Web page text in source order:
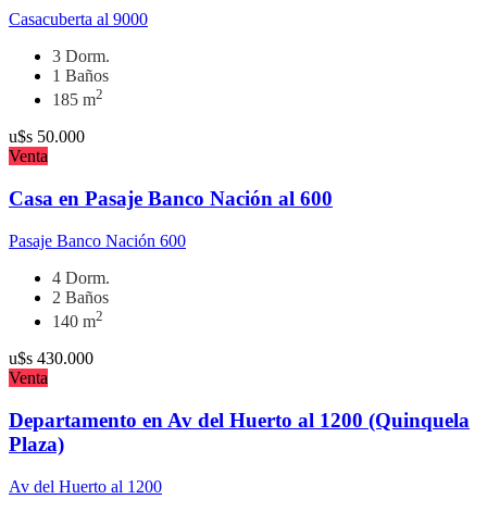
Casacuberta al 9000
3 Dorm.
1 Baños
185 m2
u$s 50.000
Venta
Casa en Pasaje Banco Nación al 600
Pasaje Banco Nación 600
4 Dorm.
2 Baños
140 m2
u$s 430.000
Venta
Departamento en Av del Huerto al 1200 (Quinquela
Plaza)
Av del Huerto al 1200